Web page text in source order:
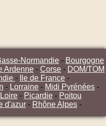
Normandie - Bourgogne
Ardenne - Corse - DOM/TOM
- Ile de France -
- Lorraine - Midi Pyrénées -
- Picardie - Poitou
d'azur - Rhône Alpes -